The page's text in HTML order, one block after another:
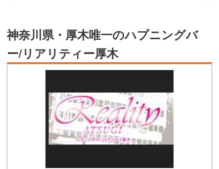
神奈川県・厚木唯一のハプニングバ
ー/リアリティー厚木